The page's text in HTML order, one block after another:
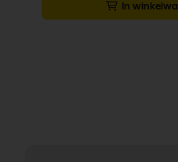
In